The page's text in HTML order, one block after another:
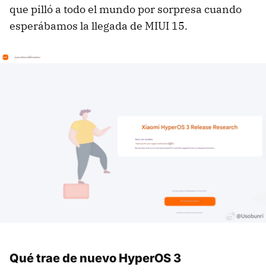
que pilló a todo el mundo por sorpresa cuando
esperábamos la llegada de MIUI 15.
Qué trae de nuevo HyperOS 3